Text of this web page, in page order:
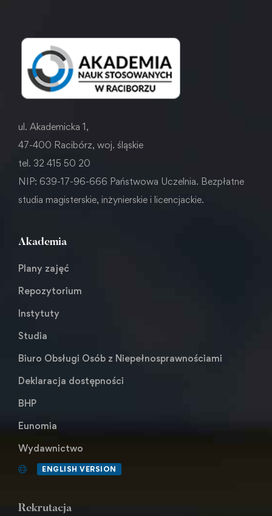
ul. Akademicka 1,
47-400 Racibórz, woj. śląskie
tel. 32 415 50 20
NIP: 639-17-96-666 Państwowa Uczelnia. Bezpłatne
studia magisterskie, inżynierskie i licencjackie.
Akademia
Plany zajęć
Repozytorium
Instytuty
Studia
Biuro Obsługi Osób z Niepełnosprawnościami
Deklaracja dostępności
BHP
Eunomia
Wydawnictwo
ENGLISH VERSION
Rekrutacja